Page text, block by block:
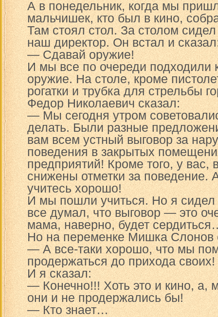
А в понедельник, когда мы
мальчишек, кто был в кино,
Там стоял стол. За столом
наш директор. Он встал и
— Сдавай оружие!
И мы все по очереди подходили
оружие. На столе, кроме
рогатки и трубка для стрельбы
Федор Николаевич сказал:
— Мы сегодня утром
делать. Были разные
вам всем устный выговор за
поведения в закрытых
предприятий! Кроме того, у вас,
снижены отметки за поведение.
учитесь хорошо!
И мы пошли учиться. Но я
все думал, что выговор — это
мама, наверно, будет
Но на переменке Мишка Слонов
— А все-таки хорошо, что мы
продержаться до прихода своих!
И я сказал:
— Конечно!!! Хоть это и кино, а,
они и не продержались бы!
— Кто знает…